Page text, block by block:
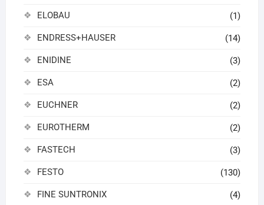
ELOBAU (1)
ENDRESS+HAUSER (14)
ENIDINE (3)
ESA (2)
EUCHNER (2)
EUROTHERM (2)
FASTECH (3)
FESTO (130)
FINE SUNTRONIX (4)